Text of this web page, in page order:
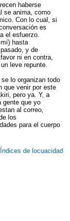
haberse
se anima, como
Con lo cual, si
es
el esfuerzo.
hasta
y de
ni en contra,
leve repunte.
lo organizan todo
que venir por este
pero ya. Y, a
gente que yo
al correo,
los
para el cuerpo
Índices de locuacidad